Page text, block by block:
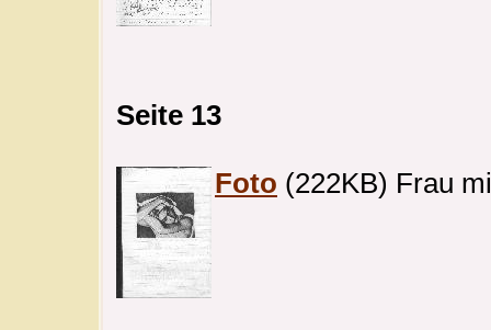
Seite 13
Foto (222KB) Frau